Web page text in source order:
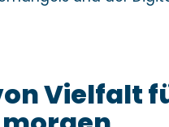
Vielfalt